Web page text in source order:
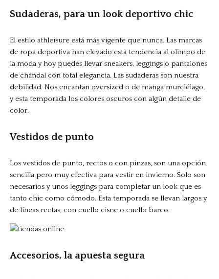
Sudaderas, para un look deportivo chic
El estilo athleisure está más vigente que nunca. Las marcas
de ropa deportiva han elevado esta tendencia al olimpo de
la moda y hoy puedes llevar sneakers, leggings o pantalones
de chándal con total elegancia. Las sudaderas son nuestra
debilidad. Nos encantan oversized o de manga murciélago,
y esta temporada los colores oscuros con algún detalle de
color.
Vestidos de punto
Los vestidos de punto, rectos o con pinzas, son una opción
sencilla pero muy efectiva para vestir en invierno. Solo son
necesarios y unos leggings para completar un look que es
tanto chic como cómodo. Esta temporada se llevan largos y
de líneas rectas, con cuello cisne o cuello barco.
Accesorios, la apuesta segura